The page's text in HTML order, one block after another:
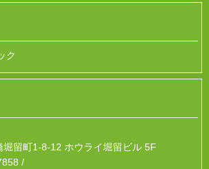
ク
堀留町1-8-12 ホウライ堀留ビル 5F
/